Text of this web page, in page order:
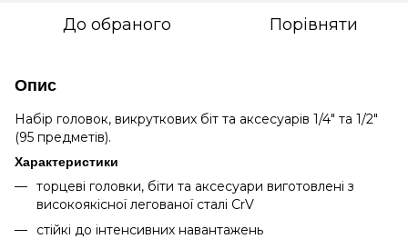
До обраного Порівняти
Опис
Набір головок, викруткових біт та аксесуарів 1/4" та 1/2"
(95 предметів).
Характеристики
торцеві головки, біти та аксесуари виготовлені з
високоякісної легованої сталі CrV
стійкі до інтенсивних навантажень